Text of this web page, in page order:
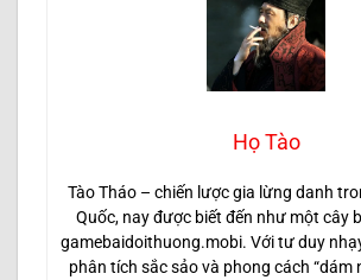
Họ Tào
Tào Tháo – chiến lược gia lừng danh
Quốc, nay được biết đến như một cây
gamebaidoithuong.mobi. Với tư duy
phân tích sắc sảo và phong cách “dám